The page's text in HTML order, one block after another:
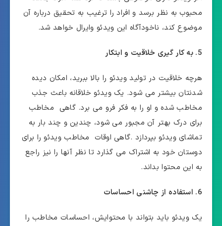
محبوب به نظر برسد و افراد را ترغیب به تحقیق درباره آن
موضوع کند، ناخودآگاه این ویدئو وایرال خواهد شد.
5. به کار گیری خلاقیت و ابتکار
هرچه خلاقیت در تولید ویدئو را بالا ببرید، امکان دیده
شدنتان بیشتر می شود. یک ویدئو خلاقانه باعث جذب
مخاطب شده و او را به فکر فرو می برد. گاهی مخاطب
برای درک بهتر آن مجبور می شود، چندین و چند بار به
تماشای ویدئو بپردازد .گاهی اوقات مخاطب ویدئو را برای
دوستان خود به اشتراک می گذارد تا نظر آنها را نیز راجع
به این محتوا بداند.
6. استفاده از چاشنی احساسات
یک ویدئو باید بتواند با محتوایش، احساسات مخاطب را